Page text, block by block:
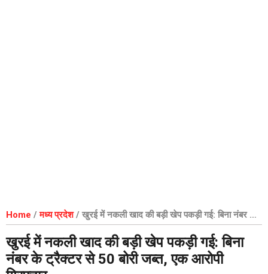
Home /मध्य प्रदेश/ खुरई में नकली खाद की बड़ी खेप पकड़ी गई: बिना नंबर के
ट्रैक्टर से 50 बोरी जब्त, एक आरोपी गिरफ्तार
खुरई में नकली खाद की बड़ी खेप पकड़ी गई: बिना
नंबर के ट्रैक्टर से 50 बोरी जब्त, एक आरोपी